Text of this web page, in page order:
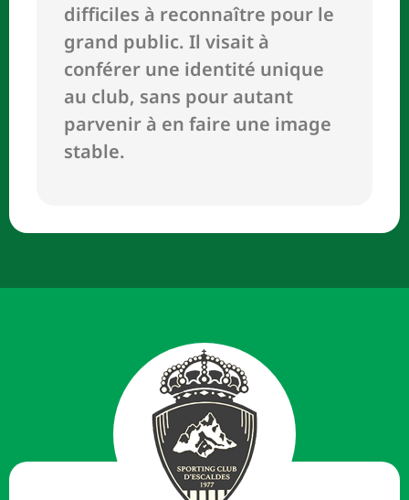
difficiles à reconnaître pour le
grand public. Il visait à
conférer une identité unique
au club, sans pour autant
parvenir à en faire une image
stable.